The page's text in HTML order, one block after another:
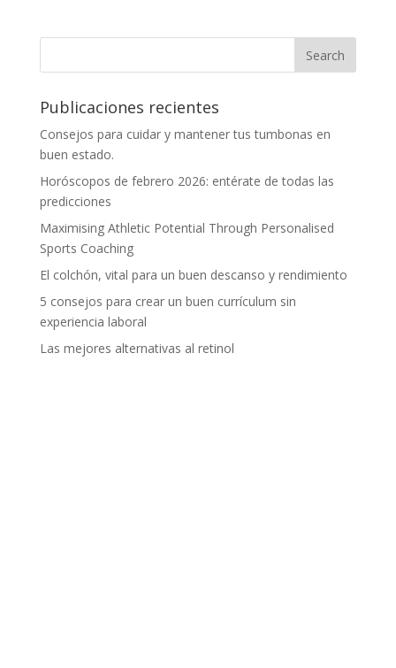
Publicaciones recientes
Consejos para cuidar y mantener tus tumbonas en
buen estado.
Horóscopos de febrero 2026: entérate de todas las
predicciones
Maximising Athletic Potential Through Personalised
Sports Coaching
El colchón, vital para un buen descanso y rendimiento
5 consejos para crear un buen currículum sin
experiencia laboral
Las mejores alternativas al retinol